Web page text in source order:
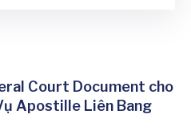
Court Document cho
Apostille Liên Bang